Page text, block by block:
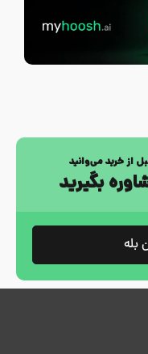
از خرید می‌وانید
بگیرید
بله